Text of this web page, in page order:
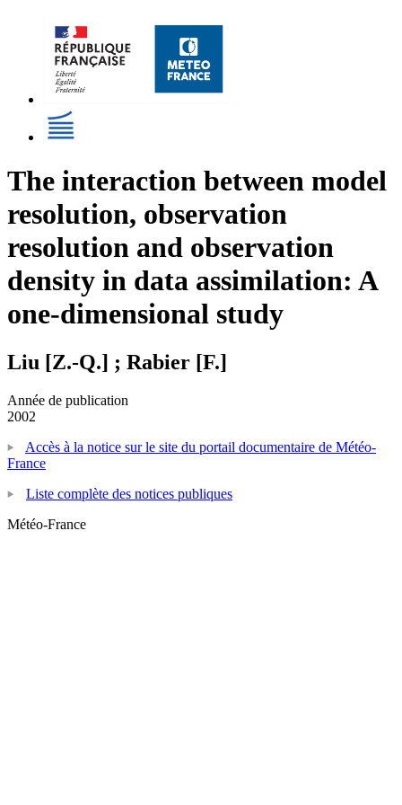
The interaction between model
resolution, observation
resolution and observation
density in data assimilation: A
one-dimensional study
Liu [Z.-Q.] ; Rabier [F.]
Année de publication
2002
Accès à la notice sur le site du portail documentaire de Météo-
France
Liste complète des notices publiques
Météo-France